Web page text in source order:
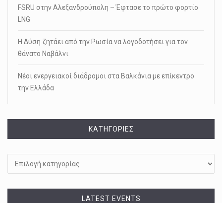
FSRU στην Αλεξανδρούπολη – Έφτασε το πρώτο φορτίο
LNG
Η Δύση ζητάει από την Ρωσία να λογοδοτήσει για τον
θάνατο Ναβάλνι
Νέοι ενεργειακοί διάδρομοι στα Βαλκάνια με επίκεντρο
την Ελλάδα
KΑΤΗΓΟΡΊΕΣ
LATEST EVENTS